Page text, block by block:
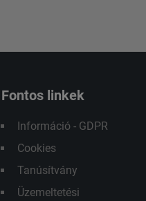
Fontos linkek
Információ - GDPR
Cookies
Tanúsítvány
Üzemeltetési